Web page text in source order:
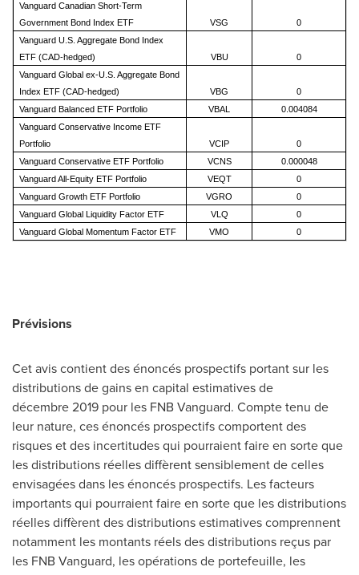
Vanguard Canadian Short-Term
Government Bond Index ETF
VSG
0
Vanguard U.S. Aggregate Bond Index
ETF (CAD-hedged)
VBU
0
Vanguard Global ex-U.S. Aggregate Bond
Index ETF (CAD-hedged)
VBG
0
Vanguard Balanced ETF Portfolio
VBAL
0.004084
Vanguard Conservative Income ETF
Portfolio
VCIP
0
Vanguard Conservative ETF Portfolio
VCNS
0.000048
Vanguard All-Equity ETF Portfolio
VEQT
0
Vanguard Growth ETF Portfolio
VGRO
0
Vanguard Global Liquidity Factor ETF
VLQ
0
Vanguard Global Momentum Factor ETF
VMO 0
Prévisions
Cet avis contient des énoncés prospectifs portant sur les
distributions de gains en capital estimatives de
décembre 2019 pour les FNB Vanguard. Compte tenu de
leur nature, ces énoncés prospectifs comportent des
risques et des incertitudes qui pourraient faire en sorte que
les distributions réelles diffèrent sensiblement de celles
envisagées dans les énoncés prospectifs. Les facteurs
importants qui pourraient faire en sorte que les distributions
réelles diffèrent des distributions estimatives comprennent
notamment les montants réels des distributions reçus par
les FNB Vanguard, les opérations de portefeuille, les